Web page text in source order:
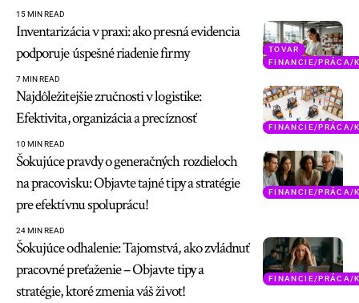
15 MIN READ
TOVAR
FINANCIE/PRÁCA/
Inventarizácia v praxi: ako presná evidencia
podporuje úspešné riadenie firmy
7 MIN READ
FINANCIE/PRÁCA/
Najdôležitejšie zručnosti v logistike:
Efektivita, organizácia a precíznosť
10 MIN READ
FINANCIE/PRÁCA/
Šokujúce pravdy o generačných rozdieloch
na pracovisku: Objavte tajné tipy a stratégie
pre efektívnu spoluprácu!
24 MIN READ
FINANCIE/PRÁCA/
Šokujúce odhalenie: Tajomstvá, ako zvládnuť
pracovné preťaženie – Objavte tipy a
stratégie, ktoré zmenia váš život!